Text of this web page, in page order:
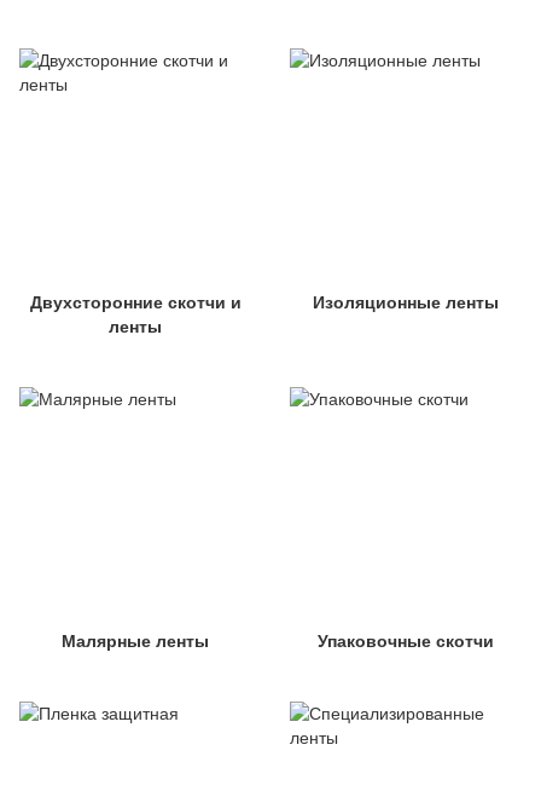
Двухсторонние скотчи и
ленты
Изоляционные ленты
Малярные ленты Упаковочные скотчи